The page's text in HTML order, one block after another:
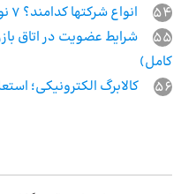
54
انواع شرکتها کدامند؟ 7 نوع شرکت تجاری متداول در ایران
55
شرایط عضویت در اتاق
کامل)
56
کالابرگ الکترونیکی؛